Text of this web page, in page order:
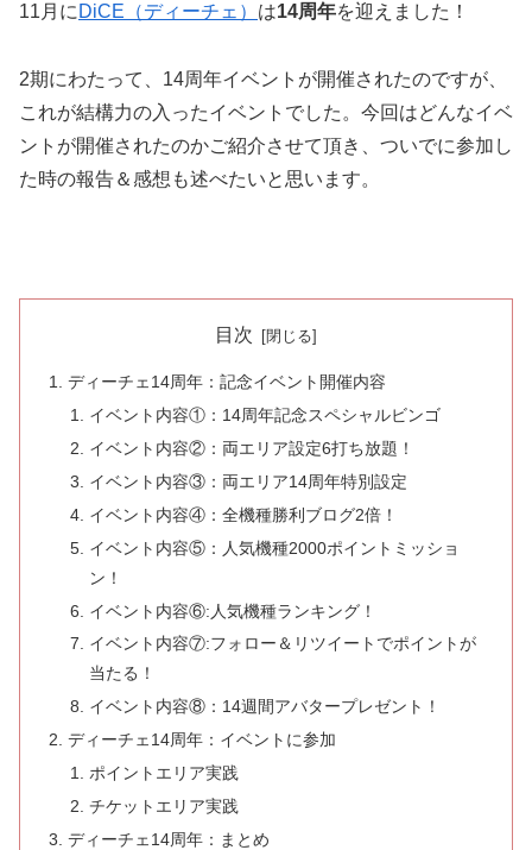
11月に DiCE（ディーチェ） は14周年を迎えました！
2期にわたって、14周年イベントが開催されたのですが、
これが結構力の入ったイベントでした。 今回はどんなイベ
ントが開催されたのかご紹介させて頂き、ついでに参加し
た時の報告＆感想も述べたいと思います。
目次
ディーチェ14周年：記念イベント開催内容
イベント内容①：14周年記念スペシャルビンゴ
イベント内容②：両エリア設定6打ち放題！
イベント内容③：両エリア14周年特別設定
イベント内容④：全機種勝利ブログ2倍！
イベント内容⑤：人気機種2000ポイントミッショ
ン！
イベント内容⑥:人気機種ランキング！
イベント内容⑦:フォロー＆リツイートでポイントが
当たる！
イベント内容⑧：14週間アバタープレゼント！
ディーチェ14周年：イベントに参加
ポイントエリア実践
チケットエリア実践
ディーチェ14周年：まとめ